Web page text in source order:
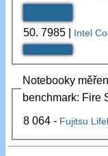
50. 7985 Intel
Notebooky
benchmark: Fire
8 064 - Fujitsu